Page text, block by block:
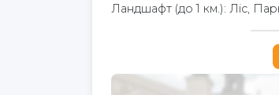
Ландшафт (до 1 км.): Ліс,